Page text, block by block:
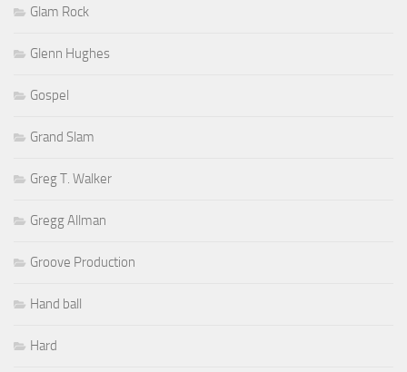
Glam Rock
Glenn Hughes
Gospel
Grand Slam
Greg T. Walker
Gregg Allman
Groove Production
Hand ball
Hard